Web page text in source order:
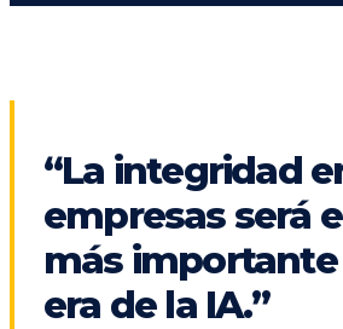
“La integridad
empresas será
más importante
era de la IA.”